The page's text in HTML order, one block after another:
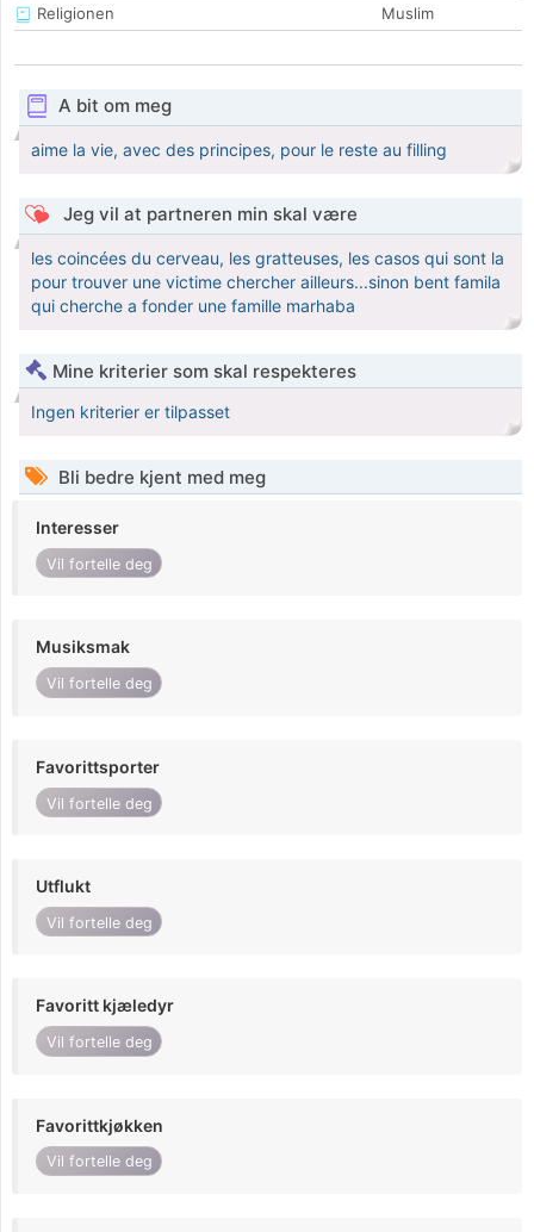
Religionen
Muslim
A bit om meg
aime la vie, avec des principes, pour le reste au filling
Jeg vil at partneren min skal være
les coincées du cerveau, les gratteuses, les casos qui sont la
pour trouver une victime chercher ailleurs...sinon bent famila
qui cherche a fonder une famille marhaba
Mine kriterier som skal respekteres
Ingen kriterier er tilpasset
Bli bedre kjent med meg
Interesser
Vil fortelle deg
Musiksmak
Vil fortelle deg
Favorittsporter
Vil fortelle deg
Utflukt
Vil fortelle deg
Favoritt kjæledyr
Vil fortelle deg
Favorittkjøkken
Vil fortelle deg